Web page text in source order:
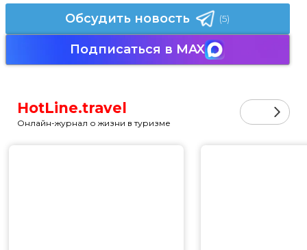
Обсудить новость (5)
Подписаться в MAX
HotLine.travel
Онлайн-журнал о жизни в туризме